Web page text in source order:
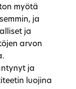
myötä
ja
ja
arvon
ja
luojina